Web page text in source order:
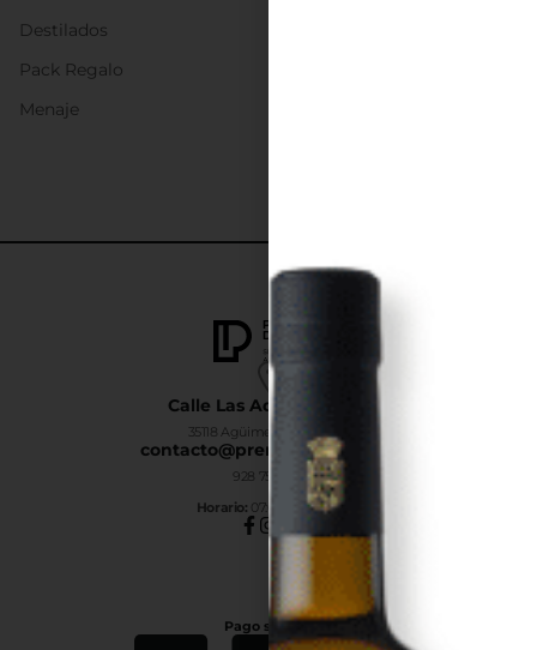
Calle Las Adelfas Nº6-B
35118 Agüimes, Las Palmas
contacto@premiumdrinks.es
928 754 363
Horario: 07:00h a 15:00h
Pago seguro
Destilados
Pack Regalo
Menaje